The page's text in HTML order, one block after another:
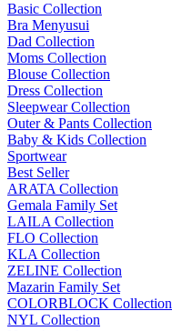
Basic Collection
Bra Menyusui
Dad Collection
Moms Collection
Blouse Collection
Dress Collection
Sleepwear Collection
Outer & Pants Collection
Baby & Kids Collection
Sportwear
Best Seller
ARATA Collection
Gemala Family Set
LAILA Collection
FLO Collection
KLA Collection
ZELINE Collection
Mazarin Family Set
COLORBLOCK Collection
NYL Collection